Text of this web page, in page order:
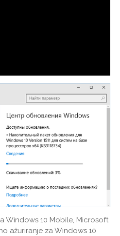
Windows 10 Mobile, Microsoft
ažuriranje za Windows 10